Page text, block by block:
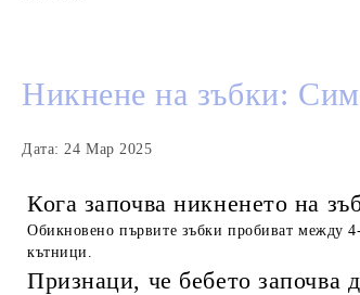
Никнене на зъбки:
Дата: 24 Мар 2025
Кога започва никненето на
Обикновено първите зъбки пробиват между
кътници.
Признаци, че бебето започва